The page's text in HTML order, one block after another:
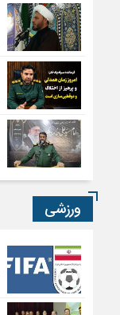
ورزشی